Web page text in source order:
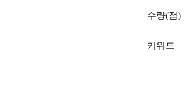
수량(점)
키워드